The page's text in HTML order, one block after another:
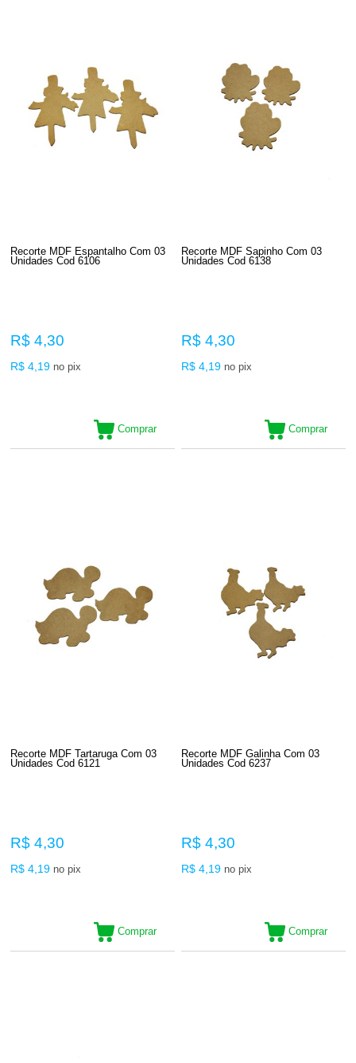
Recorte MDF Espantalho Com 03
Unidades Cod 6106
R$ 4,30
R$ 4,19 no pix
Comprar
Recorte MDF Sapinho Com 03
Unidades Cod 6138
R$ 4,30
R$ 4,19 no pix
Comprar
Recorte MDF Tartaruga Com 03
Unidades Cod 6121
R$ 4,30
R$ 4,19 no pix
Comprar
Recorte MDF Galinha Com 03
Unidades Cod 6237
R$ 4,30
R$ 4,19 no pix
Comprar